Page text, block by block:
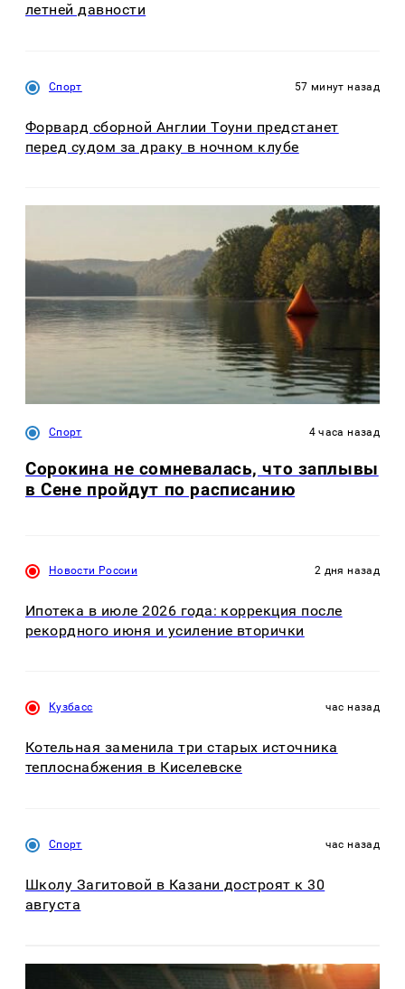
летней давности
Спорт 57 минут назад
Форвард сборной Англии Тоуни предстанет
перед судом за драку в ночном клубе
Спорт 4 часа назад
Сорокина не сомневалась, что заплывы
в Сене пройдут по расписанию
Новости России 2 дня назад
Ипотека в июле 2026 года: коррекция после
рекордного июня и усиление вторички
Кузбасс час назад
Котельная заменила три старых источника
теплоснабжения в Киселевске
Спорт час назад
Школу Загитовой в Казани достроят к 30
августа